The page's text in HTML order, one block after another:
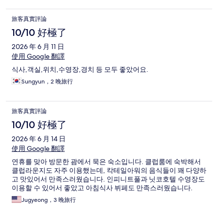
旅客真實評論
10/10 好極了
2026 年 6 月 11 日
使用 Google 翻譯
식사,객실,위치,수영장,경치 등 모두 좋았어요.
Sungyun，2 晚旅行
旅客真實評論
10/10 好極了
2026 年 6 月 14 日
使用 Google 翻譯
연휴를 맞아 방문한 괌에서 묵은 숙소입니다. 클럽룸에 숙박해서
클럽라운지도 자주 이용했는데, 칵테일아워의 음식들이 꽤 다양하
고 맛있어서 만족스러웠습니다. 인피니트풀과 닛코호텔 수영장도
이용할 수 있어서 좋았고 아침식사 뷔페도 만족스러웠습니다.
Jugyeong，3 晚旅行